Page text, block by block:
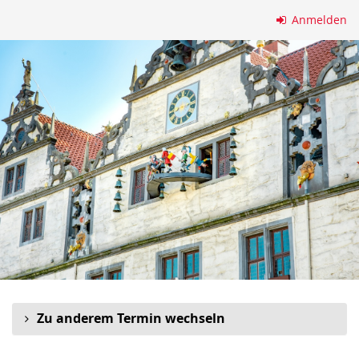
springen
Anmelden
Zu anderem Termin wechseln